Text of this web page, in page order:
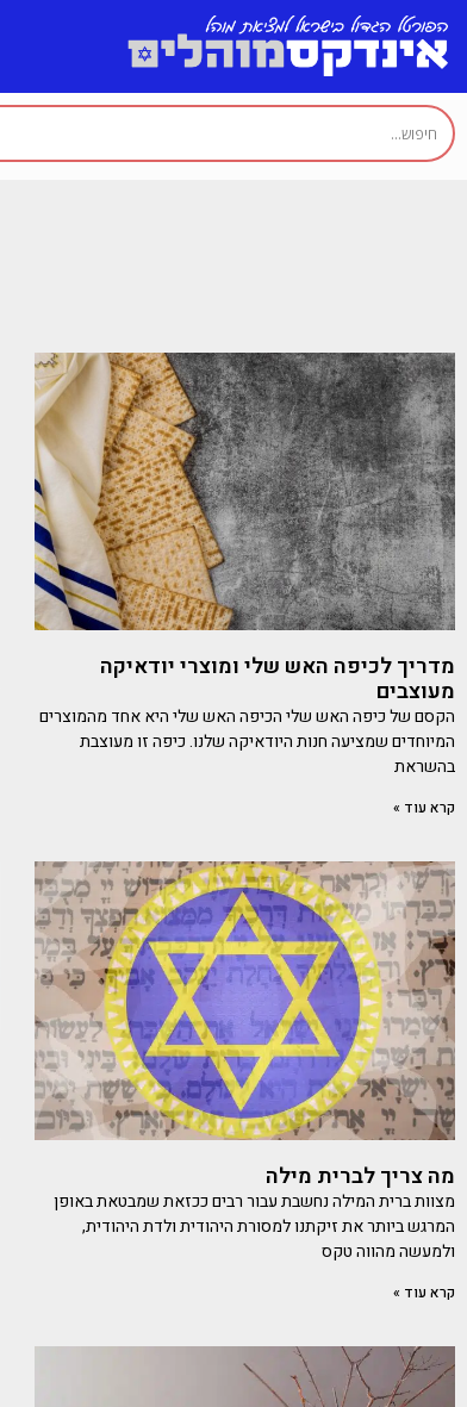
מדריך לכיפה האש שלי ומוצרי יודאיקה
מעוצבים
הקסם של כיפה האש שלי הכיפה האש שלי היא אחד מהמוצרים
המיוחדים שמציעה חנות היודאיקה שלנו. כיפה זו מעוצבת
בהשראת
קרא עוד »
מה צריך לברית מילה
מצוות ברית המילה נחשבת עבור רבים ככזאת שמבטאת באופן
המרגש ביותר את זיקתנו למסורת היהודית ולדת היהודית,
ולמעשה מהווה טקס
קרא עוד »